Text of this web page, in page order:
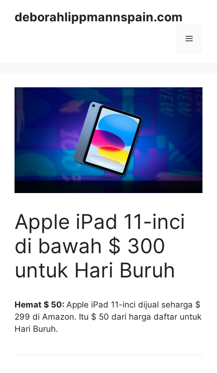
deborahlippmannspain.com
Menu
Apple iPad 11-inci
di bawah $ 300
untuk Hari Buruh
Hemat $ 50: Apple iPad 11-inci dijual seharga $
299 di Amazon. Itu $ 50 dari harga daftar untuk
Hari Buruh.